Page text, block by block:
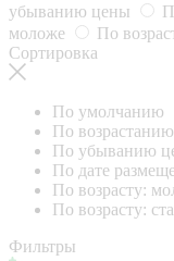
убыванию цены
моложе
По
Сортировка
По умолчанию
По
По убыванию
По дате
По возрасту:
По возрасту:
Фильтры